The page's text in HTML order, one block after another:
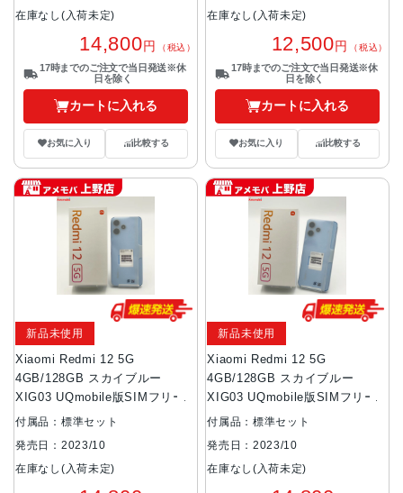
在庫なし(入荷未定)
14,800円 （税込）
17時までのご注文で当日発送※休
日を除く
カートに入れる
お気に入り 比較する
在庫なし(入荷未定)
12,500円 （税込）
17時までのご注文で当日発送※休
日を除く
カートに入れる
お気に入り 比較する
Xiaomi Redmi 12 5G
4GB/128GB スカイブルー
XIG03 UQmobile版SIMフリー
新品未使用
付属品：標準セット
発売日：2023/10
在庫なし(入荷未定)
Xiaomi Redmi 12 5G
4GB/128GB スカイブルー
XIG03 UQmobile版SIMフリー
新品未使用
付属品：標準セット
発売日：2023/10
在庫なし(入荷未定)